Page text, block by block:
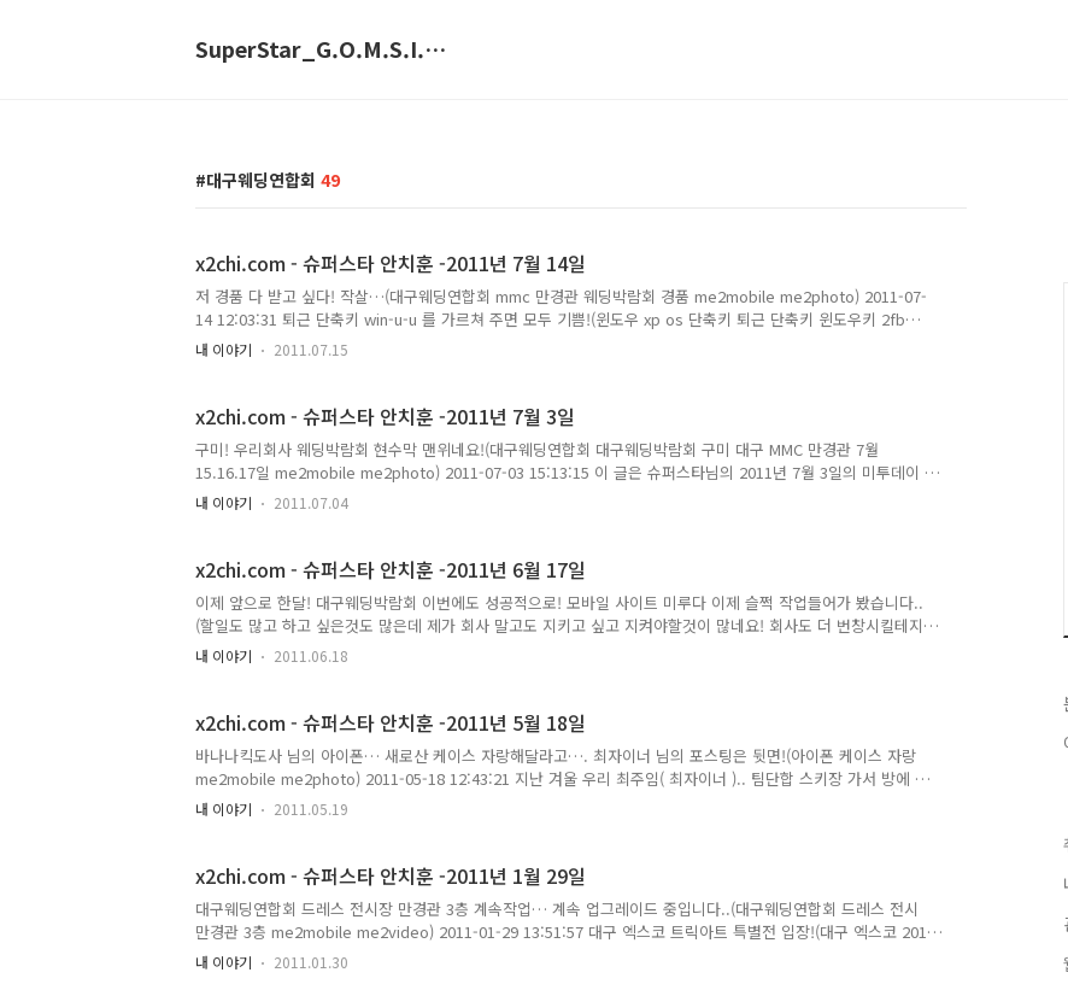
SuperStar_G.O.M.S.I.N.G.E
대구웨딩연합회 49
x2chi.com - 슈퍼스타 안치훈 -2011년 7월 14일
저 경품 다 받고 싶다! 작살…(대구웨딩연합회 mmc 만경관 웨딩박람회 경품 me2mobile me2photo) 2011-07-
14 12:03:31 퇴근 단축키 win-u-u 를 가르쳐 주면 모두 기쁨!(윈도우 xp os 단축키 퇴근 단축키 윈도우키 2fb
me2mobile me2photo) 2011-07-14 19:35:11 이 글은 슈퍼스타님의 2011년 7월 14일의 미투데이 내용입니다.
내 이야기 2011.07.15
x2chi.com - 슈퍼스타 안치훈 -2011년 7월 3일
구미! 우리회사 웨딩박람회 현수막 맨위네요!(대구웨딩연합회 대구웨딩박람회 구미 대구 MMC 만경관 7월
15.16.17일 me2mobile me2photo) 2011-07-03 15:13:15 이 글은 슈퍼스타님의 2011년 7월 3일의 미투데이 내
용입니다.
내 이야기 2011.07.04
x2chi.com - 슈퍼스타 안치훈 -2011년 6월 17일
이제 앞으로 한달! 대구웨딩박람회 이번에도 성공적으로! 모바일 사이트 미루다 이제 슬쩍 작업들어가 봤습니다..
(할일도 많고 하고 싶은것도 많은데 제가 회사 말고도 지키고 싶고 지켜야할것이 많네요! 회사도 더 번창시킬테지
만... 대구웨딩연합회 (주)프로홈 me2photo) 2011-06-17 11:55:55 이 글은 슈퍼스타님의 2011년 6월 17일의 미
투데이 내용입니다.
내 이야기 2011.06.18
x2chi.com - 슈퍼스타 안치훈 -2011년 5월 18일
바나나킥도사 님의 아이폰… 새로산 케이스 자랑해달라고…. 최자이너 님의 포스팅은 뒷면!(아이폰 케이스 자랑
me2mobile me2photo) 2011-05-18 12:43:21 지난 겨울 우리 최주임( 최자이너 ).. 팀단합 스키장 가서 방에 짐
정리 좀 하랬더니…..(본인 허락하에 올립니다... ㅋㅋ 모자이크는 어떻게 하는지 모르겠다... 2fb me2mobile
me2photo) 2011-05-18 13:03:46 바나나킥도사님이 내 핸드폰 케이스에 붙여준 장식(?) ㅋㅋㅋ 하트랑 별은 몇
me2mobile me2photo) 2011-05-18 14:32:27 예비군 8년차인데…. 주특기 소대편성한..
내 이야기 2011.05.19
x2chi.com - 슈퍼스타 안치훈 -2011년 1월 29일
대구웨딩연합회 드레스 전시장 만경관 3층 계속작업… 계속 업그레이드 중입니다..(대구웨딩연합회 드레스 전시
만경관 3층 me2mobile me2video) 2011-01-29 13:51:57 대구 엑스코 트릭아트 특별전 입장!(대구 엑스코 2011
mbc 트릭아트 특별전 me2mobile me2photo) 2011-01-29 15:10:59 안지랑 곱창골목 소주뚜껑에 슈퍼스타가!
(내가 바로 슈퍼스타! 2fb me2mobile me2photo) 2011-01-29 23:05:37 집근처 과메기 .. 여기 납품받는 과메기
내 이야기 2011.01.30